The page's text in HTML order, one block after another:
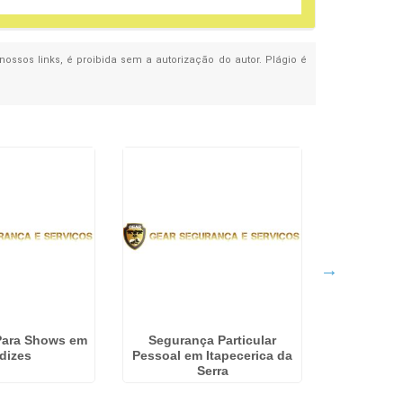
links, é proibida sem a autorização do autor. Plágio é
Shows em
Segurança Particular
Pessoal em Itapecerica da
Serra